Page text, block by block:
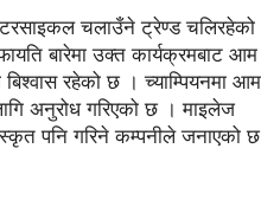
चलाउँने ट्रेण्ड चलिरहेको
बारेमा उक्त कार्यक्रमबाट आम
रहेको छ । च्याम्पियनमा आम
अनुरोध गरिएको छ । माइलेज
पनि गरिने कम्पनीले जनाएको छ